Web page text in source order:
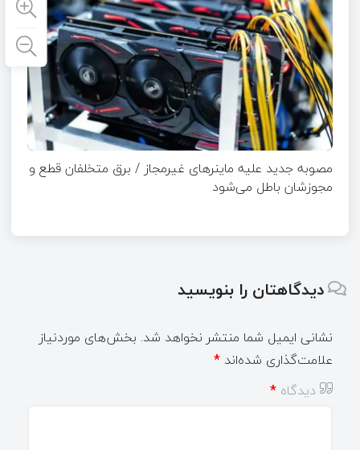
مصوبه جدید علیه ماینرهای غیرمجاز / برق متخلفان قطع و
مجوزشان باطل می‌شود
دیدگاهتان را بنویسید
نشانی ایمیل شما منتشر نخواهد شد. بخش‌های موردنیاز
علامت‌گذاری شده‌اند *
دیدگاه *